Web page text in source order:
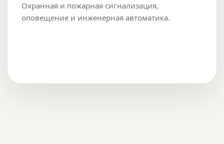
Охранная и пожарная сигнализация,
оповещение и инженерная автоматика.